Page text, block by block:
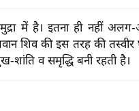
में है। इतना ही नहीं
शिव की इस तरह की तस्वीर
व समृद्धि बनी रहती है।